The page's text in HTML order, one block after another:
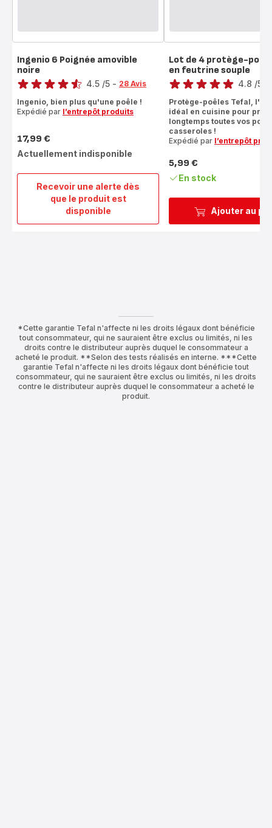
Recevoir une alerte dès
que le produit est
disponible
Ingenio
6
Poignée
Ingenio 6 Poignée amovible
noire
Note
4.5 /5 - 28 Avis
Ingenio, bien plus qu'une poêle !
Expédié par l’entrepôt produits
Prix
17,99 €
Actuellement indisponible
Ajouter au
Lot de 4 protège-
en feutrine souple
Note
4.8 /5
Protège-poêles Tefal,
idéal en cuisine pour
longtemps toutes vos
casseroles !
Expédié par l’entrepôt
Prix
5,99 €
En stock
*Cette garantie Tefal n'affecte ni les droits légaux dont bénéficie
tout consommateur, qui ne sauraient être exclus ou limités, ni les
droits contre le distributeur auprès duquel le consommateur a
acheté le produit. **Selon des tests réalisés en interne. ***Cette
garantie Tefal n'affecte ni les droits légaux dont bénéficie tout
consommateur, qui ne sauraient être exclus ou limités, ni les droits
contre le distributeur auprès duquel le consommateur a acheté le
produit.